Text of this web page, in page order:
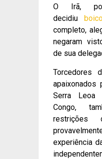
O Irã,
decidiu
completo,
negaram
de sua
Torcedores
apaixonados
Serra Leoa
Congo,
experiência